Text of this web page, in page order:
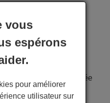
qui utilisent cette
AAA
tension 1,5 V utilisée
télécommandes.
vous
espérons
pour améliorer
utilisateur sur